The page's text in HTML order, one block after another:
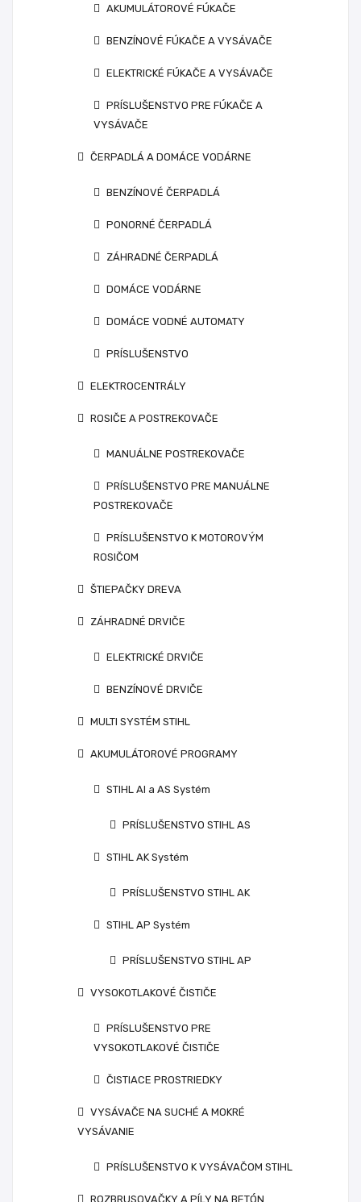
AKUMULÁTOROVÉ FÚKAČE
BENZÍNOVÉ FÚKAČE A VYSÁVAČE
ELEKTRICKÉ FÚKAČE A VYSÁVAČE
PRÍSLUŠENSTVO PRE FÚKAČE A
VYSÁVAČE
ČERPADLÁ A DOMÁCE VODÁRNE
BENZÍNOVÉ ČERPADLÁ
PONORNÉ ČERPADLÁ
ZÁHRADNÉ ČERPADLÁ
DOMÁCE VODÁRNE
DOMÁCE VODNÉ AUTOMATY
PRÍSLUŠENSTVO
ELEKTROCENTRÁLY
ROSIČE A POSTREKOVAČE
MANUÁLNE POSTREKOVAČE
PRÍSLUŠENSTVO PRE MANUÁLNE
POSTREKOVAČE
PRÍSLUŠENSTVO K MOTOROVÝM
ROSIČOM
ŠTIEPAČKY DREVA
ZÁHRADNÉ DRVIČE
ELEKTRICKÉ DRVIČE
BENZÍNOVÉ DRVIČE
MULTI SYSTÉM STIHL
AKUMULÁTOROVÉ PROGRAMY
STIHL AI a AS Systém
PRÍSLUŠENSTVO STIHL AS
STIHL AK Systém
PRÍSLUŠENSTVO STIHL AK
STIHL AP Systém
PRÍSLUŠENSTVO STIHL AP
VYSOKOTLAKOVÉ ČISTIČE
PRÍSLUŠENSTVO PRE
VYSOKOTLAKOVÉ ČISTIČE
ČISTIACE PROSTRIEDKY
VYSÁVAČE NA SUCHÉ A MOKRÉ
VYSÁVANIE
PRÍSLUŠENSTVO K VYSÁVAČOM STIHL
ROZBRUSOVAČKY A PÍLY NA BETÓN